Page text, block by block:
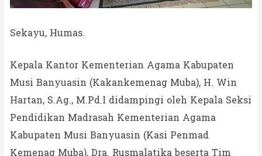
Sekayu, Humas.
Kepala Kantor Kementerian Agama Kabupaten
Musi Banyuasin (Kakankemenag Muba), H. Win
Hartan, S.Ag., M.Pd.I didampingi oleh Kepala Seksi
Pendidikan Madrasah Kementerian Agama
Kabupaten Musi Banyuasin (Kasi Penmad
Kemenag Muba), Dra. Rusmalatika beserta Tim